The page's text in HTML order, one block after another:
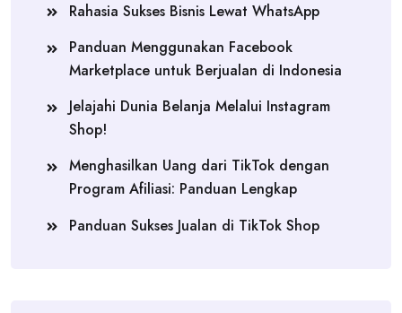
Rahasia Sukses Bisnis Lewat WhatsApp
Panduan Menggunakan Facebook
Marketplace untuk Berjualan di Indonesia
Jelajahi Dunia Belanja Melalui Instagram
Shop!
Menghasilkan Uang dari TikTok dengan
Program Afiliasi: Panduan Lengkap
Panduan Sukses Jualan di TikTok Shop